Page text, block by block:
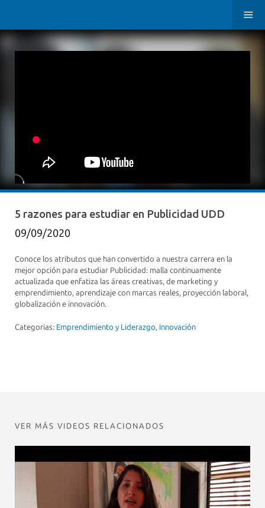
5 razones para estudiar en Publicidad UDD
09/09/2020
Conoce los atributos que han convertido a nuestra carrera en la
mejor opción para estudiar Publicidad: malla continuamente
actualizada que enfatiza las áreas creativas, de marketing y
emprendimiento, aprendizaje con marcas reales, proyección laboral,
globalización e innovación.
Categorias: Emprendimiento y Liderazgo, Innovación
VER MÁS VIDEOS RELACIONADOS